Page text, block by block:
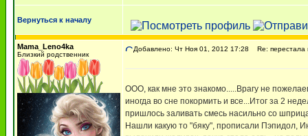
Вернуться к началу
Mama_Leno4ka
Близкий родственник
Добавлено: Чт Ноя 01, 2012 17:28 Re: перестала
ООО, как мне это знакомо.....Врагу не
иногда во сне покормить и все...Итог за 2
пришлось заливать смесь насильно со
Нашли какую то "бяку", прописали Пэпидол,